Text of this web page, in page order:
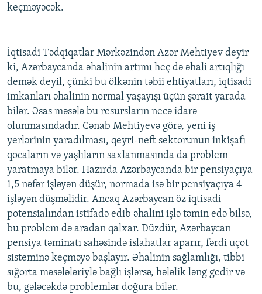
keçməyəcək.
İqtisadi Tədqiqatlar Mərkəzindən Azər Mehtiyev deyir
ki, Azərbaycanda əhalinin artımı heç də əhali artıqlığı
demək deyil, çünki bu ölkənin təbii ehtiyatları, iqtisadi
imkanları əhalinin normal yaşayışı üçün şərait yarada
bilər. Əsas məsələ bu resursların necə idarə
olunmasındadır. Cənab Mehtiyevə görə, yeni iş
yerlərinin yaradılması, qeyri-neft sektorunun inkişafı
qocaların və yaşlıların saxlanmasında da problem
yaratmaya bilər. Hazırda Azərbaycanda bir pensiyaçıya
1,5 nəfər işləyən düşür, normada isə bir pensiyaçıya 4
işləyən düşməlidir. Ancaq Azərbaycan öz iqtisadi
potensialından istifadə edib əhalini işlə təmin edə bilsə,
bu problem də aradan qalxar. Düzdür, Azərbaycan
pensiya təminatı sahəsində islahatlar aparır, fərdi uçot
sisteminə keçməyə başlayır. Əhalinin sağlamlığı, tibbi
sığorta məsələləriylə bağlı işlərsə, hələlik ləng gedir və
bu, gələcəkdə problemlər doğura bilər.